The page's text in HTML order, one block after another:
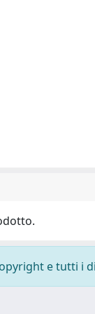
e tutti i